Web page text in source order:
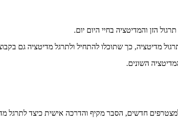
מדיטציה, כך שתוכלו להתחיל ולתרגל מדיטציה גם
השונים.
חדשים, הסבר מקיף והדרכה אישית כיצד לתרגל